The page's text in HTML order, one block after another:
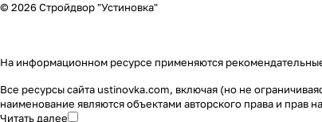
© 2026 Стройдвор "Устиновка"
На информационном ресурсе применяются
Все ресурсы сайта ustinovka.com, включая (но не
наименование являются объектами авторского права и
Читать далее